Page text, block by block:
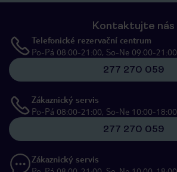
Kontaktujte nás
Telefonické rezervační centrum
Po-Pá 08:00-21:00, So-Ne 09:00-21:00
277 270 059
Zákaznický servis
Po-Pá 08:00-21:00, So-Ne 10:00-18:00
277 270 059
Zákaznický servis